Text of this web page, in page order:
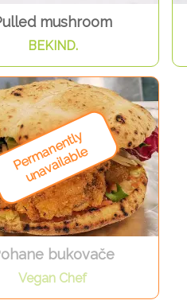
mushroom
BEKIND.
bukovače
Vegan Chef